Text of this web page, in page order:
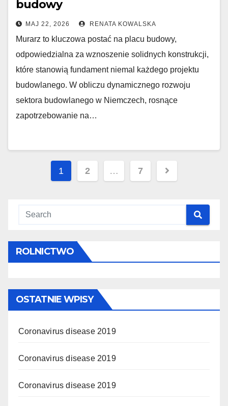
budowy
MAJ 22, 2026 RENATA KOWALSKA
Murarz to kluczowa postać na placu budowy,
odpowiedzialna za wznoszenie solidnych konstrukcji,
które stanowią fundament niemal każdego projektu
budowlanego. W obliczu dynamicznego rozwoju
sektora budowlanego w Niemczech, rosnące
zapotrzebowanie na…
Stronicowanie
1 2 … 7
ROLNICTWO
OSTATNIE WPISY
Coronavirus disease 2019
Coronavirus disease 2019
Coronavirus disease 2019